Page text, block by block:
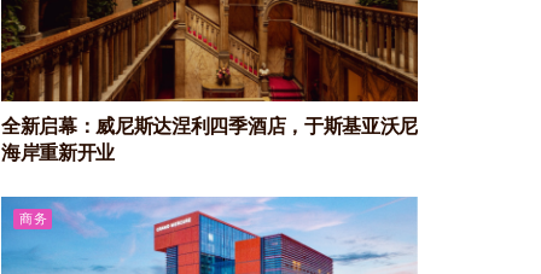
全新启幕：威尼斯达涅利四季酒店，于斯基亚沃尼
海岸重新开业
商务